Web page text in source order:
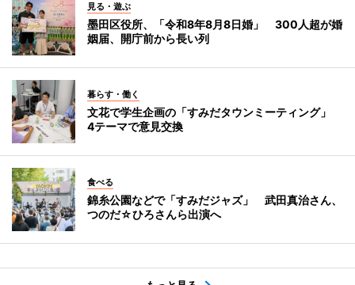
見る・遊ぶ
墨田区役所、「令和8年8月8日婚」 300人超が婚
姻届、開庁前から長い列
暮らす・働く
文花で学生企画の「すみだタウンミーティング」
4テーマで意見交換
食べる
錦糸公園などで「すみだジャズ」 武田真治さん、
つのだ☆ひろさんら出演へ